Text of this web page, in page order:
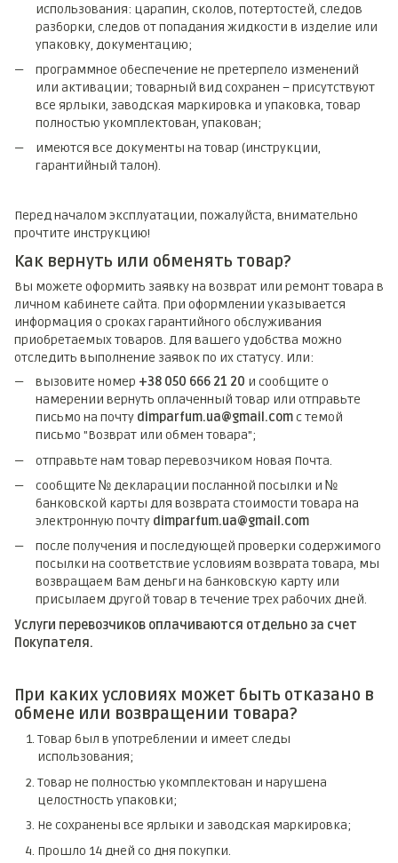
использования: царапин, сколов, потертостей, следов
разборки, следов от попадания жидкости в изделие или
упаковку, документацию;
программное обеспечение не претерпело изменений
или активации; товарный вид сохранен – присутствуют
все ярлыки, заводская маркировка и упаковка, товар
полностью укомплектован, упакован;
имеются все документы на товар (инструкции,
гарантийный талон).
Перед началом эксплуатации, пожалуйста, внимательно
прочтите инструкцию!
Как вернуть или обменять товар?
Вы можете оформить заявку на возврат или ремонт товара в
личном кабинете сайта. При оформлении указывается
информация о сроках гарантийного обслуживания
приобретаемых товаров. Для вашего удобства можно
отследить выполнение заявок по их статусу. Или:
вызовите номер +38 050 666 21 20 и сообщите о
намерении вернуть оплаченный товар или отправьте
письмо на почту dimparfum.ua@gmail.comс темой
письмо "Возврат или обмен товара";
отправьте нам товар перевозчиком Новая Почта.
сообщите № декларации посланной посылки и №
банковской карты для возврата стоимости товара на
электронную почту dimparfum.ua@gmail.com
после получения и последующей проверки содержимого
посылки на соответствие условиям возврата товара, мы
возвращаем Вам деньги на банковскую карту или
присылаем другой товар в течение трех рабочих дней.
Услуги перевозчиков оплачиваются отдельно за счет
Покупателя.
При каких условиях может быть отказано в
обмене или возвращении товара?
Товар был в употреблении и имеет следы
использования;
Товар не полностью укомплектован и нарушена
целостность упаковки;
Не сохранены все ярлыки и заводская маркировка;
Прошло 14 дней со дня покупки.